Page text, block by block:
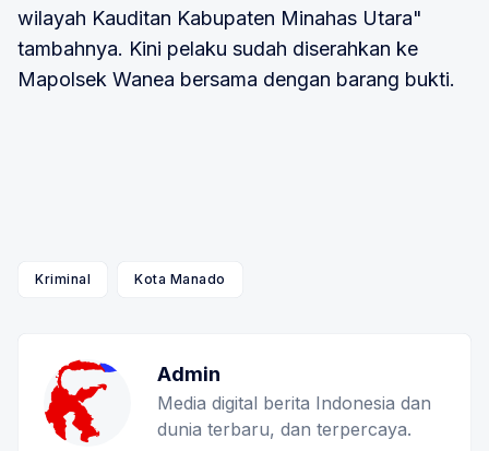
wilayah Kauditan Kabupaten Minahas Utara"
tambahnya. Kini pelaku sudah diserahkan ke
Mapolsek Wanea bersama dengan barang bukti.
Kriminal Kota Manado
Admin
Media digital berita Indonesia dan
dunia terbaru, dan terpercaya.